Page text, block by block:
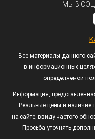
МЫ В
Все материалы данного
в информационных
определяемой
Информация,
Реальные цены и наличие
на сайте, ввиду частого
Просьба уточнять